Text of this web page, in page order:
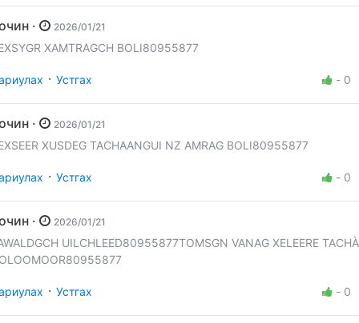
Зочин · 2026/01/21
XAMTRAGCH BOLI80955877
· Устгах - 0
Зочин · 2026/01/21
XUSDEG TACHAANGUI NZ AMRAG BOLI80955877
· Устгах - 0
Зочин · 2026/01/21
UILCHLEED80955877TOMSGN VANAG XELEERE
· Устгах - 0